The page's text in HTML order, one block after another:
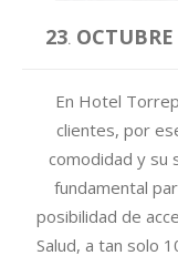
23. OCTUBRE
En Hotel
clientes, por
comodidad y su
fundamental
posibilidad de
Salud, a tan solo